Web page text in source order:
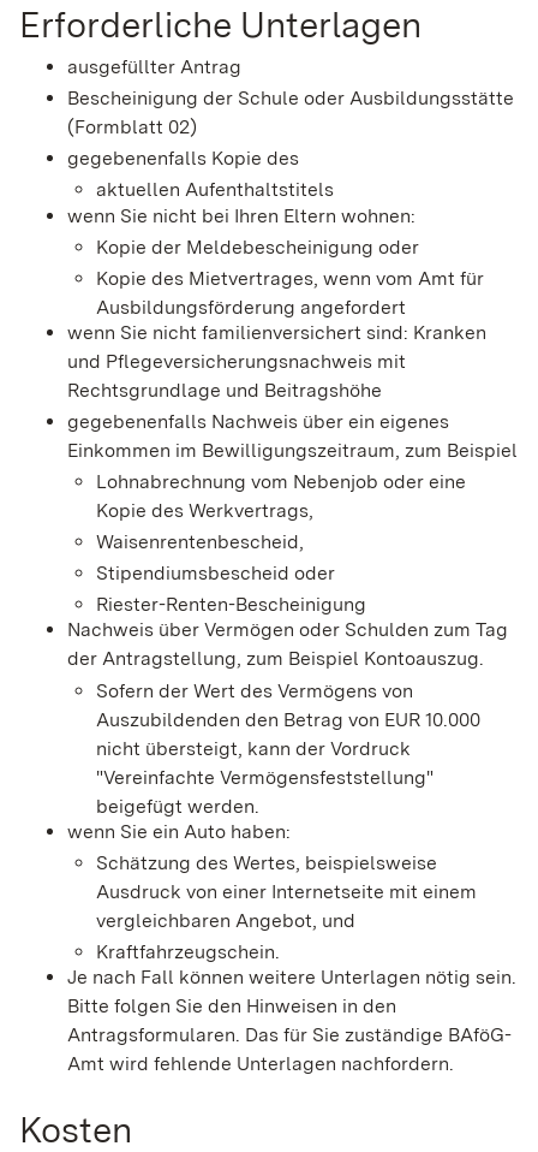
Erforderliche Unterlagen
ausgefüllter Antrag
Bescheinigung der Schule oder Ausbildungsstätte
(Formblatt 02)
gegebenenfalls Kopie des
aktuellen Aufenthaltstitels
wenn Sie nicht bei Ihren Eltern wohnen:
Kopie der Meldebescheinigung oder
Kopie des Mietvertrages, wenn vom Amt für
Ausbildungsförderung angefordert
wenn Sie nicht familienversichert sind: Kranken
und Pflegeversicherungsnachweis mit
Rechtsgrundlage und Beitragshöhe
gegebenenfalls Nachweis über ein eigenes
Einkommen im Bewilligungszeitraum, zum Beispiel
Lohnabrechnung vom Nebenjob oder eine
Kopie des Werkvertrags,
Waisenrentenbescheid,
Stipendiumsbescheid oder
Riester-Renten-Bescheinigung
Nachweis über Vermögen oder Schulden zum Tag
der Antragstellung, zum Beispiel Kontoauszug.
Sofern der Wert des Vermögens von
Auszubildenden den Betrag von EUR 10.000
nicht übersteigt, kann der Vordruck
"Vereinfachte Vermögensfeststellung"
beigefügt werden.
wenn Sie ein Auto haben:
Schätzung des Wertes, beispielsweise
Ausdruck von einer Internetseite mit einem
vergleichbaren Angebot, und
Kraftfahrzeugschein.
Je nach Fall können weitere Unterlagen nötig sein.
Bitte folgen Sie den Hinweisen in den
Antragsformularen. Das für Sie zuständige BAföG-
Amt wird fehlende Unterlagen nachfordern.
Kosten